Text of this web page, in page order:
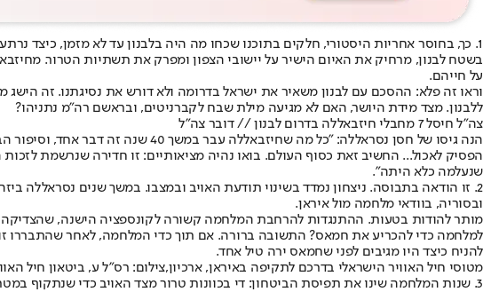
בשטח לבנון, מרחיק את האיום הישיר על יישובי הצפון ומפרק את תשתיות הטרור.
על חייהם.
וראו זה פלא: ההסכם עם לבנון משאיר את ישראל בדרומה ולא דורש את נסיגתנו. זה הישג
ללבנון. מצד מידת היושר, האם לא מגיעה מילת שבח לקברניטים, ובראשם רה"מ נתניהו?
צה״ל חיסל 7 מחבלי חיזבאללה בדרום לבנון // דובר צה״ל
הנה גיסו של חסן נסראללה: "כל מה
הפסיק לאכול... החשיב זאת כסוף העולם. בואו נהיה מציאותיים: זו חדירה שנרשמת
שנעלמה כלא היתה".
2. זו הודאה בתבוסה. ניצחון נמדד בשינוי תודעת האויב ובמצבו. במשך שנים נסראללה
ובסוריה, בוודאי מלחמה מול איראן.
להניח כיצד היו מגיבים לפני שחמאס ירה טיל אחד.
מטוסי חיל האוויר הישראלי בדרכם לתקיפה באיראן, ארכיון,צילום: רס"ל ע, ביטאון חיל